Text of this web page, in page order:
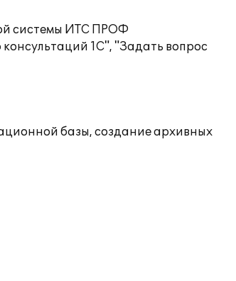
системы ИТС ПРОФ
1С", "Задать вопрос
базы, создание архивных